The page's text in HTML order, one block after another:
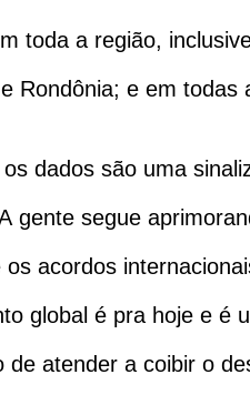
toda a região,
Rondônia; e em todas
dados são uma
segue
acordos
global é pra hoje e é
atender a coibir o